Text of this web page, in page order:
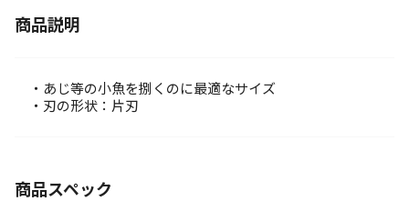
商品説明
・あじ等の小魚を捌くのに最適なサイズ
・刃の形状：片刃
商品スペック